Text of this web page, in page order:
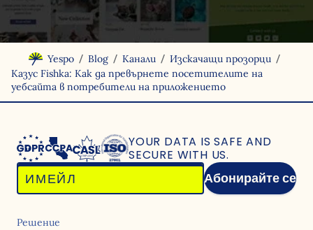
Yespo / Blog / Канали / Изскачащи прозорци /
Казус Fishka: Как да превърнете посетителите на
уебсайта в потребители на приложението
YOUR DATA IS SAFE AND
SECURE WITH US.
Абонирайте се
Решение